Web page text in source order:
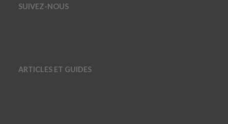
SUIVEZ-NOUS
ARTICLES ET GUIDES